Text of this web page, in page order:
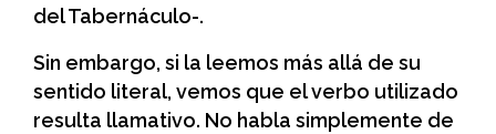
del Tabernáculo-.
Sin embargo, si la leemos más allá de su
sentido literal, vemos que el verbo utilizado
resulta llamativo. No habla simplemente de